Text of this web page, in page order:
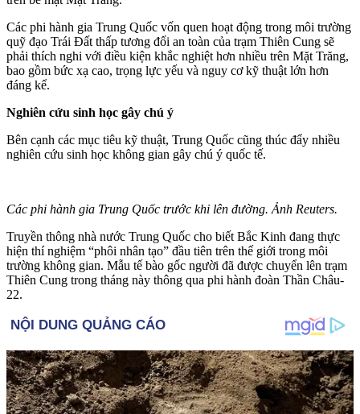
Các phi hành gia Trung Quốc vốn quen hoạt động trong môi trường
quỹ đạo Trái Đất thấp tương đối an toàn của trạm Thiên Cung sẽ
phải thích nghi với điều kiện khắc nghiệt hơn nhiều trên Mặt Trăng,
bao gồm bức xạ cao, trọng lực yếu và nguy cơ kỹ thuật lớn hơn
đáng kể.
Nghiên cứu sinh học gây chú ý
Bên cạnh các mục tiêu kỹ thuật, Trung Quốc cũng thúc đẩy nhiều
nghiên cứu sinh học không gian gây chú ý quốc tế.
Các phi hành gia Trung Quốc trước khi lên đường. Ảnh Reuters.
Truyền thông nhà nước Trung Quốc cho biết Bắc Kinh đang thực
hiện thí nghiệm “phôi nhân tạo” đầu tiên trên thế giới trong môi
trường không gian. Mẫu tế bào gốc người đã được chuyển lên trạm
Thiên Cung trong tháng này thông qua phi hành đoàn Thần Châu-
22.